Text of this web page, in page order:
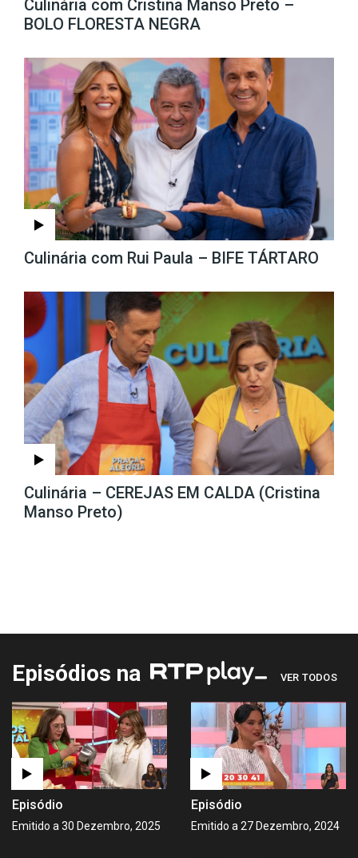
Culinária com Cristina Manso Preto –
BOLO FLORESTA NEGRA
Culinária com Rui Paula – BIFE TÁRTARO
Culinária – CEREJAS EM CALDA (Cristina
Manso Preto)
Episódios na VER TODOS
Episódio
Emitido a 30 Dezembro, 2025
Episódio
Emitido a 27 Dezembro, 2024